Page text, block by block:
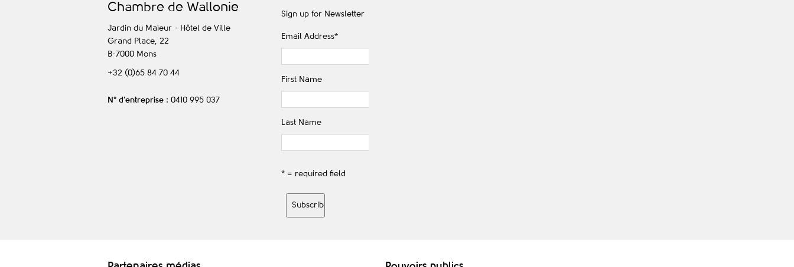
Chambre de Wallonie
Jardin du Maïeur - Hôtel de Ville
Grand Place, 22
B-7000 Mons
+32 (0)65 84 70 44
N° d’entreprise : 0410 995 037
Sign up for Newsletter
Email Address*
First Name
Last Name
* = required field